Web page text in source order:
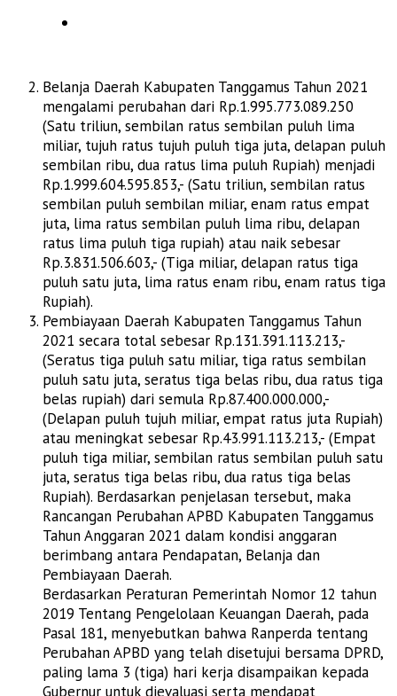
Belanja Daerah Kabupaten Tanggamus Tahun 2021
mengalami perubahan dari Rp.1.995.773.089.250
(Satu triliun, sembilan ratus sembilan puluh lima
miliar, tujuh ratus tujuh puluh tiga juta, delapan puluh
sembilan ribu, dua ratus lima puluh Rupiah) menjadi
Rp.1.999.604.595.853,- (Satu triliun, sembilan ratus
sembilan puluh sembilan miliar, enam ratus empat
juta, lima ratus sembilan puluh lima ribu, delapan
ratus lima puluh tiga rupiah) atau naik sebesar
Rp.3.831.506.603,- (Tiga miliar, delapan ratus tiga
puluh satu juta, lima ratus enam ribu, enam ratus tiga
Rupiah).
Pembiayaan Daerah Kabupaten Tanggamus Tahun
2021 secara total sebesar Rp.131.391.113.213,-
(Seratus tiga puluh satu miliar, tiga ratus sembilan
puluh satu juta, seratus tiga belas ribu, dua ratus tiga
belas rupiah) dari semula Rp.87.400.000.000,-
(Delapan puluh tujuh miliar, empat ratus juta Rupiah)
atau meningkat sebesar Rp.43.991.113.213,- (Empat
puluh tiga miliar, sembilan ratus sembilan puluh satu
juta, seratus tiga belas ribu, dua ratus tiga belas
Rupiah). Berdasarkan penjelasan tersebut, maka
Rancangan Perubahan APBD Kabupaten Tanggamus
Tahun Anggaran 2021 dalam kondisi anggaran
berimbang antara Pendapatan, Belanja dan
Pembiayaan Daerah.
Berdasarkan Peraturan Pemerintah Nomor 12 tahun
2019 Tentang Pengelolaan Keuangan Daerah, pada
Pasal 181, menyebutkan bahwa Ranperda tentang
Perubahan APBD yang telah disetujui bersama DPRD,
paling lama 3 (tiga) hari kerja disampaikan kepada
Gubernur untuk dievaluasi serta mendapat